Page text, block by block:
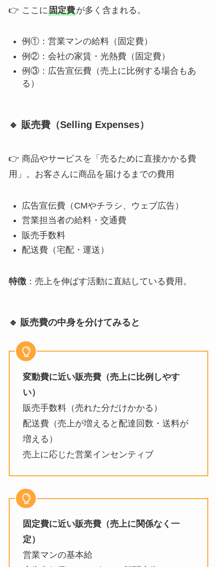
👉 ここに固定費が多く含まれる。
例①：営業マンの給料（固定費）
例②：会社の家賃・光熱費（固定費）
例③：広告宣伝費（売上に比例する場合もあ
る）
🔹 販売費（Selling Expenses）
👉 商品やサービスを「売るために直接かかる費
用」。お客さんに商品を届けるまでの費用
広告宣伝費（CMやチラシ、ウェブ広告）
営業担当者の給料・交通費
販売手数料
配送費（宅配・運送）
特徴：売上を伸ばす活動に直結している費用。
🔹 販売費の中身を分けてみると
変動費に近い販売費（売上に比例しやす
い）
販売手数料（売れた分だけかかる）
配送費（売上が増えると配達回数・送料が
増える）
売上に応じた営業インセンティブ
固定費に近い販売費（売上に関係なく一
定）
営業マンの基本給